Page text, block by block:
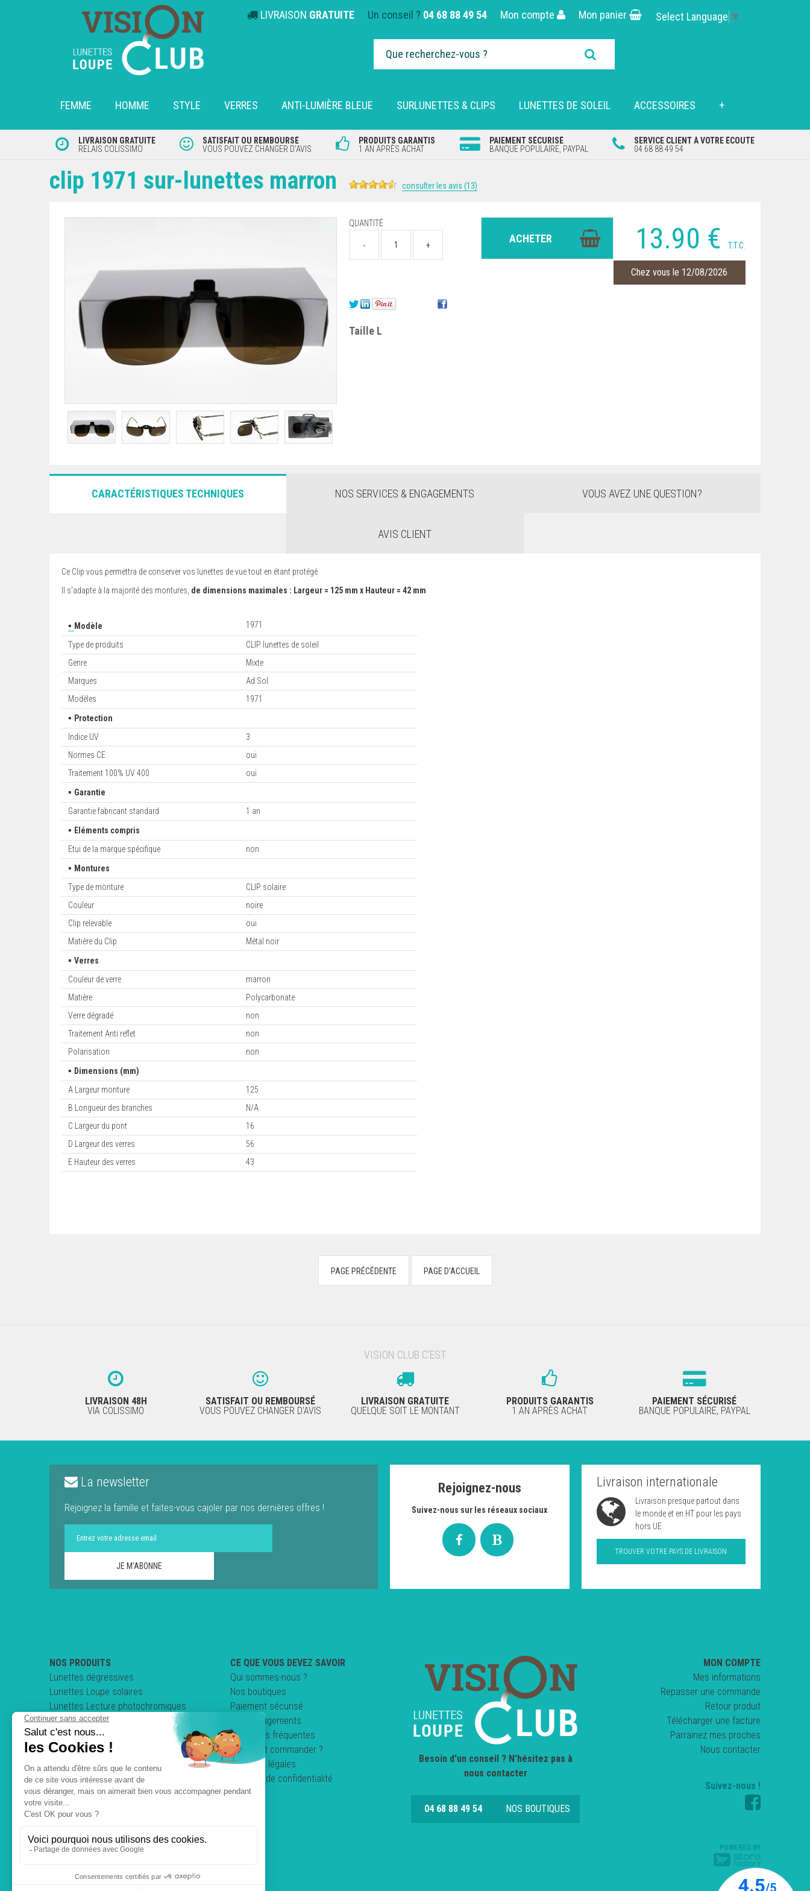
LIVRAISON GRATUITE Un conseil ? 04 68 88 49 54 Mon compte Mon panier Select Language ▼
FEMME HOMME STYLE VERRES ANTI-LUMIÈRE BLEUE SURLUNETTES & CLIPS LUNETTES DE SOLEIL ACCESSOIRES +
LIVRAISON GRATUITE
RELAIS COLISSIMO
SATISFAIT OU REMBOURSÉ
VOUS POUVEZ CHANGER D'AVIS
PRODUITS GARANTIS
1 AN APRÈS ACHAT
PAIEMENT SÉCURISÉ
BANQUE POPULAIRE, PAYPAL
SERVICE CLIENT À VOTRE ÉCOUTE
04 68 88 49 54
clip 1971 sur-lunettes marron consulter les avis (13)
13.90 € T.T.C.
Chez vous le 12/08/2026
QUANTITÉ
Taille L
CARACTÉRISTIQUES TECHNIQUES NOS SERVICES & ENGAGEMENTS VOUS AVEZ UNE QUESTION?
AVIS CLIENT
Ce Clip vous permettra de conserver vos lunettes de vue tout en étant protégé.
Il s'adapte à la majorité des montures, de dimensions maximales : Largeur = 125 mm x Hauteur = 42 mm
▪ Modèle 1971
Type de produits
CLIP lunettes de soleil
Genre
Mixte
Marques
Ad Sol
Modèles
1971
▪ Protection
Indice UV
3
Normes CE
oui
Traitement 100% UV 400
oui
▪ Garantie
Garantie fabricant standard
1 an
▪ Eléments compris
Etui de la marque spécifique
non
▪ Montures
Type de monture
CLIP solaire
Couleur
noire
Clip relevable
oui
Matière du Clip
Métal noir
▪Verres
Couleur de verre
marron
Matière
Polycarbonate
Verre dégradé
non
Traitement Anti reflet
non
Polarisation
non
▪ Dimensions (mm)
A Largeur monture
125
B Longueur des branches
N/A
C Largeur du pont
16
D Largeur des verres
56
E Hauteur des verres
43
VISION CLUB C'EST
LIVRAISON 48H
VIA COLISSIMO
SATISFAIT OU REMBOURSÉ
VOUS POUVEZ CHANGER D'AVIS
LIVRAISON GRATUITE
QUELQUE SOIT LE MONTANT
PRODUITS GARANTIS
1 AN APRÈS ACHAT
PAIEMENT SÉCURISÉ
BANQUE POPULAIRE, PAYPAL
La newsletter
Rejoignez la famille et faites-vous cajoler par nos dernières offres !
Rejoignez-nous
Suivez-nous sur les réseaux sociaux
Livraison internationale
Livraison presque partout dans
le monde et en HT pour les pays
hors UE
TROUVER VOTRE PAYS DE LIVRAISON
NOS PRODUITS
Lunettes dégressives
Lunettes Loupe solaires
Lunettes Lecture photochromiques
Lunettes loupe pliables
Clips & Sur-lunettes
Lunettes de conduite
CE QUE VOUS DEVEZ SAVOIR
Qui sommes-nous ?
Nos boutiques
Paiement sécurisé
Nos engagements
Questions fréquentes
Comment commander ?
Mentions légales
Politique de confidentialité
C.G.V
Besoin d'un conseil ? N'hésitez pas à
nous contacter
04 68 88 49 54 NOS BOUTIQUES
MON COMPTE
Mes informations
Repasser une commande
Retour produit
Télécharger une facture
Parrainez mes proches
Nous contacter
Suivez-nous !
POWERED BY